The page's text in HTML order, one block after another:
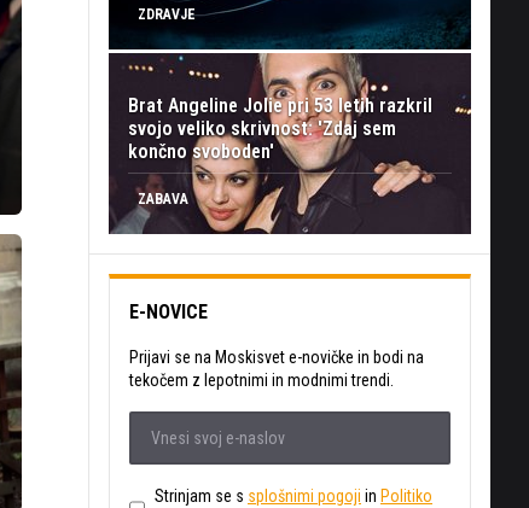
ZDRAVJE
Brat Angeline Jolie pri 53 letih razkril
svojo veliko skrivnost: 'Zdaj sem
končno svoboden'
ZABAVA
E-NOVICE
Prijavi se na Moskisvet e-novičke in bodi na
tekočem z lepotnimi in modnimi trendi.
Strinjam se s splošnimi pogoji in Politiko